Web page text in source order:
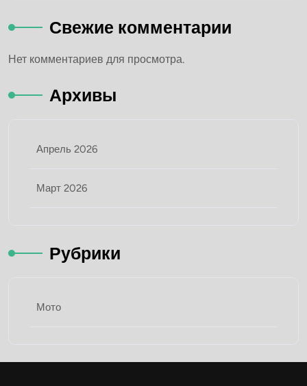
Свежие комментарии
Нет комментариев для просмотра.
Архивы
Апрель 2026
Март 2026
Рубрики
Мото